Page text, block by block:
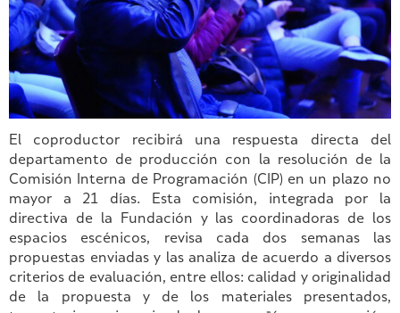
El coproductor recibirá una respuesta directa del
departamento de producción con la resolución de la
Comisión Interna de Programación (CIP) en un plazo no
mayor a 21 días. Esta comisión, integrada por la
directiva de la Fundación y las coordinadoras de los
espacios escénicos, revisa cada dos semanas las
propuestas enviadas y las analiza de acuerdo a diversos
criterios de evaluación, entre ellos: calidad y originalidad
de la propuesta y de los materiales presentados,